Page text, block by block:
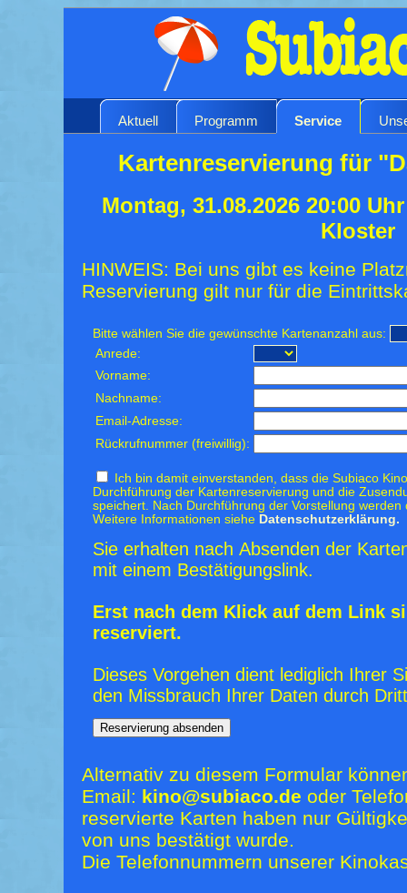
Aktuell Programm Service
Kartenreservierung für
Montag, 31.08.2026 20:00
Kloster
HINWEIS: Bei uns gibt es keine
Reservierung gilt nur für die
Bitte wählen Sie die gewünschte Kartenanzahl aus:
Anrede:
Vorname:
Nachname:
Email-Adresse:
Rückrufnummer (freiwillig):
Ich bin damit einverstanden, dass die Subiaco
Durchführung der Kartenreservierung und die
speichert. Nach Durchführung der Vorstellung
Weitere Informationen siehe Datenschutzerklärung.
Sie erhalten nach Absenden der
mit einem Bestätigungslink.
Erst nach dem Klick auf dem Link
reserviert.
Dieses Vorgehen dient lediglich Ihrer
den Missbrauch Ihrer Daten durch
Alternativ zu diesem Formular
Email: kino@subiaco.de oder
reservierte Karten haben nur
von uns bestätigt wurde.
Die Telefonnummern unserer